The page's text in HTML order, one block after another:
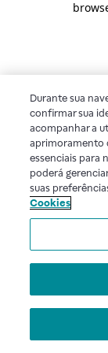
Durante sua
confirmar sua
acompanhar a
aprimoramento
essenciais para
poderá
suas
Cookies